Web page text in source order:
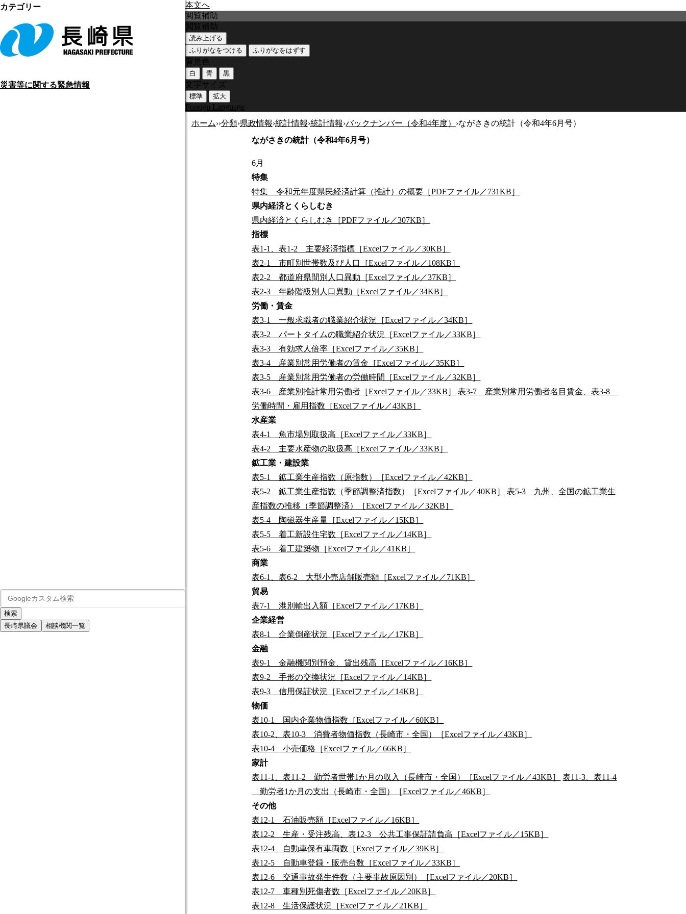
本文へ
災害等に関する緊急情報
長崎県議会 相談機関一覧
閲覧補助
閲覧補助
読み上げる
ふりがなをつける
ふりがなをはずす
背景色
白 青 黒
文字サイズ
標準 拡大
Foreign Language
ホーム››分類›県政情報›統計情報›統計情報›バックナンバー（令和4年度） ›ながさきの統計（令和4年6月号）
ながさきの統計（令和4年6月号）
6月
特集
特集 令和元年度県民経済計算（推計）の概要［PDFファイル／731KB］
県内経済とくらしむき
県内経済とくらしむき［PDFファイル／307KB］
指標
表1-1、表1-2 主要経済指標［Excelファイル／30KB］
表2-1 市町別世帯数及び人口［Excelファイル／108KB］
表2-2 都道府県間別人口異動［Excelファイル／37KB］
表2-3 年齢階級別人口異動［Excelファイル／34KB］
労働・賃金
表3-1 一般求職者の職業紹介状況［Excelファイル／34KB］
表3-2 パートタイムの職業紹介状況［Excelファイル／33KB］
表3-3 有効求人倍率［Excelファイル／35KB］
表3-4 産業別常用労働者の賃金［Excelファイル／35KB］
表3-5 産業別常用労働者の労働時間［Excelファイル／32KB］
表3-6 産業別推計常用労働者［Excelファイル／33KB］
表3-7 産業別常用労働者名目賃金、表3-8
労働時間・雇用指数［Excelファイル／43KB］
水産業
表4-1 魚市場別取扱高［Excelファイル／33KB］
表4-2 主要水産物の取扱高［Excelファイル／33KB］
鉱工業・建設業
表5-1 鉱工業生産指数（原指数）［Excelファイル／42KB］
表5-2 鉱工業生産指数（季節調整済指数）［Excelファイル／40KB］
表5-3 九州、全国の鉱工業生
産指数の推移（季節調整済）［Excelファイル／32KB］
表5-4 陶磁器生産量［Excelファイル／15KB］
表5-5 着工新設住宅数［Excelファイル／14KB］
表5-6 着工建築物［Excelファイル／41KB］
商業
表6-1、表6-2 大型小売店舗販売額［Excelファイル／71KB］
貿易
表7-1 港別輸出入額［Excelファイル／17KB］
企業経営
表8-1 企業倒産状況［Excelファイル／17KB］
金融
表9-1 金融機関別預金、貸出残高［Excelファイル／16KB］
表9-2 手形の交換状況［Excelファイル／14KB］
表9-3 信用保証状況［Excelファイル／14KB］
物価
表10-1 国内企業物価指数［Excelファイル／60KB］
表10-2、表10-3 消費者物価指数（長崎市・全国）［Excelファイル／43KB］
表10-4 小売価格［Excelファイル／66KB］
家計
表11-1、表11-2 勤労者世帯1か月の収入（長崎市・全国）［Excelファイル／43KB］
表11-3、表11-4
勤労者1か月の支出（長崎市・全国）［Excelファイル／46KB］
その他
表12-1 石油販売額［Excelファイル／16KB］
表12-2 生産・受注残高、表12-3 公共工事保証請負高［Excelファイル／15KB］
表12-4 自動車保有車両数［Excelファイル／39KB］
表12-5 自動車登録・販売台数［Excelファイル／33KB］
表12-6 交通事故発生件数（主要事故原因別）［Excelファイル／20KB］
表12-7 車種別死傷者数［Excelファイル／20KB］
表12-8 生活保護状況［Excelファイル／21KB］
カテゴリー